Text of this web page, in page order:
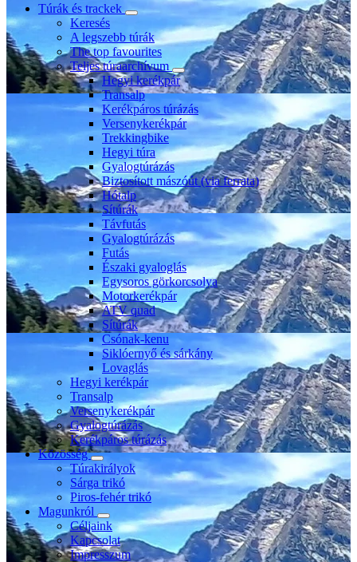
Túrák és trackek
Keresés
A legszebb túrák
The top favourites
Teljes túraarchívum
Hegyi kerékpár
Transalp
Kerékpáros túrázás
Versenykerékpár
Trekkingbike
Hegyi túra
Gyalogtúrázás
Biztosított mászóút (via ferrata)
Hótalp
Sítúrák
Távfutás
Gyalogtúrázás
Futás
Északi gyaloglás
Egysoros görkorcsolya
Motorkerékpár
ATV quad
Sítúrák
Csónak-kenu
Siklóernyő és sárkány
Lovaglás
Hegyi kerékpár
Transalp
Versenykerékpár
Gyalogtúrázás
Kerékpáros túrázás
Közösség
Túrakirályok
Sárga trikó
Piros-fehér trikó
Magunkról
Céljaink
Kapcsolat
Impresszum